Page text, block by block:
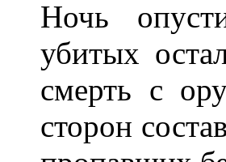
Ночь
убитых
смерть с
сторон